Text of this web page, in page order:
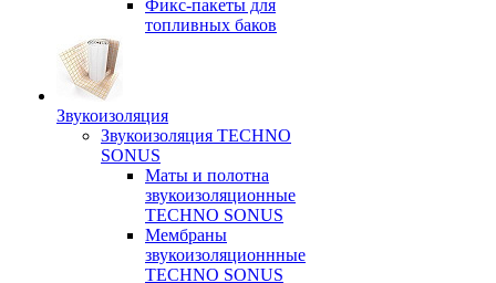
Фикс-пакеты для
топливных баков
Звукоизоляция
Звукоизоляция TECHNO
SONUS
Маты и полотна
звукоизоляционные
TECHNO SONUS
Мембраны
звукоизоляционнные
TECHNO SONUS